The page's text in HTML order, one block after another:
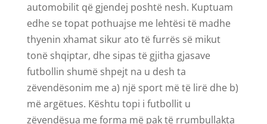
automobilit që gjendej poshtë nesh. Kuptuam
edhe se topat pothuajse me lehtësi të madhe
thyenin xhamat sikur ato të furrës së mikut
tonë shqiptar, dhe sipas të gjitha gjasave
futbollin shumë shpejt na u desh ta
zëvendësonim me a) një sport më të lirë dhe b)
më argëtues. Kështu topi i futbollit u
zëvendësua me forma më pak të rrumbullakta